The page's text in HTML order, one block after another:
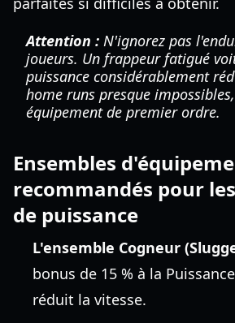
Attention : N'ignorez pas
joueurs. Un frappeur fatigué
puissance considérablement
home runs presque
équipement de premier ordre.
Ensembles
recommandés pour
de puissance
L'ensemble Cogneur
bonus de 15 % à la
réduit la vitesse.